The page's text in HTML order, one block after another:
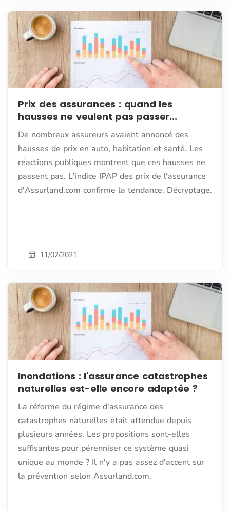
Prix des assurances : quand les
hausses ne veulent pas passer...
De nombreux assureurs avaient annoncé des
hausses de prix en auto, habitation et santé. Les
réactions publiques montrent que ces hausses ne
passent pas. L'indice IPAP des prix de l'assurance
d'Assurland.com confirme la tendance. Décryptage.
11/02/2021
Inondations : l'assurance catastrophes
naturelles est-elle encore adaptée ?
La réforme du régime d'assurance des
catastrophes naturelles était attendue depuis
plusieurs années. Les propositions sont-elles
suffisantes pour pérenniser ce système quasi
unique au monde ? Il n'y a pas assez d'accent sur
la prévention selon Assurland.com.